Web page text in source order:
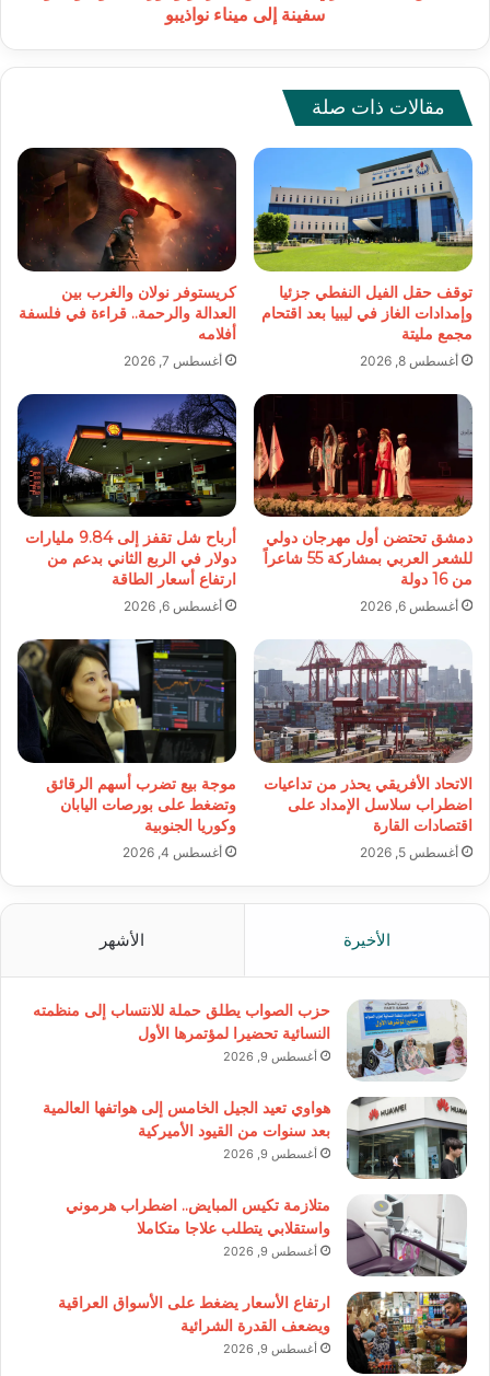
سفينة إلى ميناء نواذيبو
مقالات ذات صلة
توقف حقل الفيل النفطي جزئيا
وإمدادات الغاز في ليبيا بعد اقتحام
مجمع مليتة
أغسطس 8, 2026
كريستوفر نولان والغرب بين
العدالة والرحمة.. قراءة في فلسفة
أفلامه
أغسطس 7, 2026
دمشق تحتضن أول مهرجان دولي
للشعر العربي بمشاركة 55 شاعراً
من 16 دولة
أغسطس 6, 2026
أرباح شل تقفز إلى 9.84 مليارات
دولار في الربع الثاني بدعم من
ارتفاع أسعار الطاقة
أغسطس 6, 2026
الاتحاد الأفريقي يحذر من تداعيات
اضطراب سلاسل الإمداد على
اقتصادات القارة
أغسطس 5, 2026
موجة بيع تضرب أسهم الرقائق
وتضغط على بورصات اليابان
وكوريا الجنوبية
أغسطس 4, 2026
الأخيرة الأشهر
حزب الصواب يطلق حملة للانتساب إلى منظمته
النسائية تحضيرا لمؤتمرها الأول
أغسطس 9, 2026
هواوي تعيد الجيل الخامس إلى هواتفها العالمية
بعد سنوات من القيود الأميركية
أغسطس 9, 2026
متلازمة تكيس المبايض.. اضطراب هرموني
واستقلابي يتطلب علاجا متكاملا
أغسطس 9, 2026
ارتفاع الأسعار يضغط على الأسواق العراقية
ويضعف القدرة الشرائية
أغسطس 9, 2026